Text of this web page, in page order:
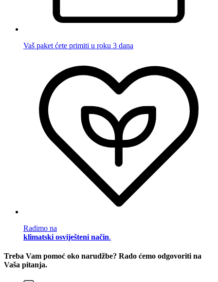
Vaš paket ćete primiti u roku 3 dana
Radimo na
klimatski osviješteni način.
Treba Vam pomoć oko narudžbe? Rado ćemo odgovoriti na
Vaša pitanja.